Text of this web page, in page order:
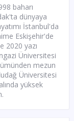
baharı
dünyaya
İstanbul'da
Eskişehir'de
2020 yazı
Üniversitesi
mezun
Üniversitesi
yüksek